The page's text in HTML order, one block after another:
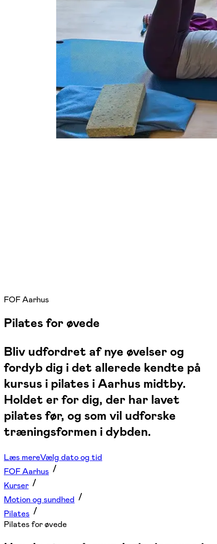
FOF Aarhus
Pilates for øvede
Bliv udfordret af nye øvelser og
fordyb dig i det allerede kendte på
kursus i pilates i Aarhus midtby.
Holdet er for dig, der har lavet
pilates før, og som vil udforske
træningsformen i dybden.
Læs mereVælg dato og tid
FOF Aarhus
Kurser
Motion og sundhed
Pilates
Pilates for øvede